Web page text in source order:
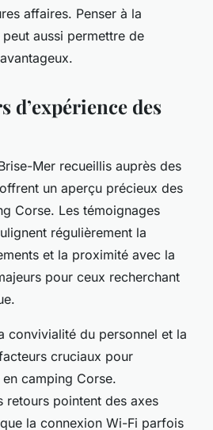
affaires. Penser à la
aussi permettre de
d’expérience des
Mer recueillis auprès des
un aperçu précieux des
Corse. Les témoignages
régulièrement la
et la proximité avec la
pour ceux recherchant
convivialité du personnel et la
cruciaux pour
camping Corse.
retours pointent des axes
la connexion Wi-Fi parfois